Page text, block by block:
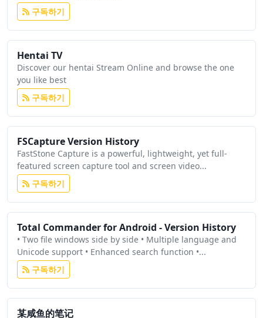
구독하기
Hentai TV
Discover our hentai Stream Online and browse the one
you like best
구독하기
FSCapture Version History
FastStone Capture is a powerful, lightweight, yet full-
featured screen capture tool and screen video...
구독하기
Total Commander for Android - Version History
• Two file windows side by side • Multiple language and
Unicode support • Enhanced search function •...
구독하기
某咸鱼的笔记